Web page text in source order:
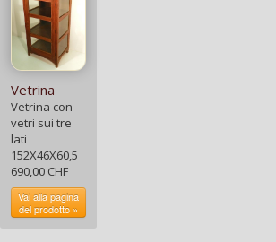
Vetrina
Vetrina con
vetri sui tre
lati
152X46X60,5
690,00 CHF
Vai alla pagina
del prodotto »